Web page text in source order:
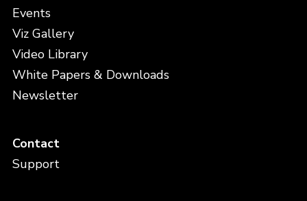
Events
Viz Gallery
Video Library
White Papers & Downloads
Newsletter
Contact
Support